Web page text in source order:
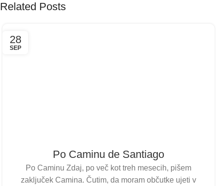
Related Posts
28
SEP
Po Caminu de Santiago
Po Caminu Zdaj, po več kot treh mesecih, pišem
zaključek Camina. Čutim, da moram občutke ujeti v